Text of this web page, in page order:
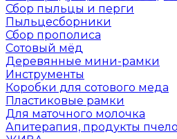
Сбор пыльцы и перги
Пыльцесборники
Сбор прополиса
Сотовый мёд
Деревянные мини-рамки
Инструменты
Коробки для сотового меда
Пластиковые рамки
Для маточного молочка
Апитерапия, продукты